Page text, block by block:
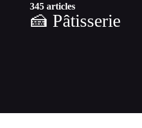
345 articles
🍰 Pâtisserie